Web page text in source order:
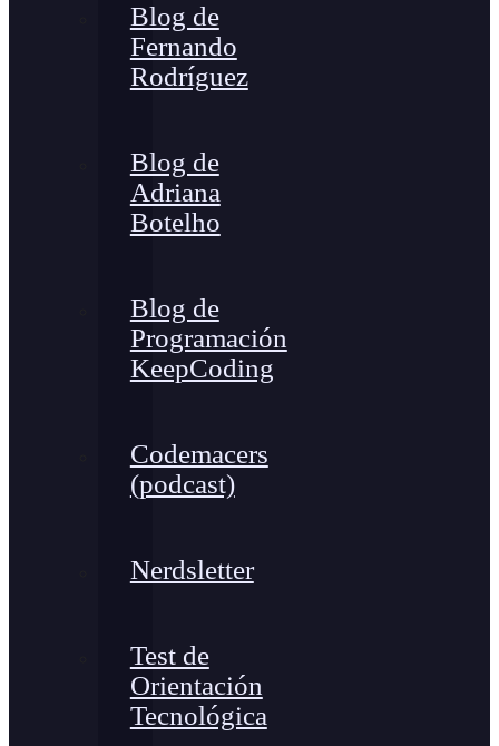
Blog de
Fernando
Rodríguez
Blog de
Adriana
Botelho
Blog de
Programación
KeepCoding
Codemacers
(podcast)
Nerdsletter
Test de
Orientación
Tecnológica